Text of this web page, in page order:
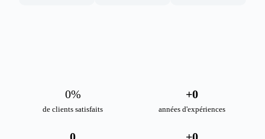
de clients satisfaits
0%
années d'expériences
+0